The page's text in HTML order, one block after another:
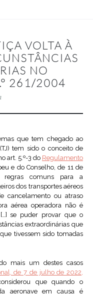
VOLTA À
NO
261/2004
que tem chegado ao
tem sido o conceito de
art. 5.º-3 do Regulamento
e do Conselho, de 11 de
regras comuns para a
dos transportes aéreos
cancelamento ou atraso
aérea operadora não é
se puder provar que o
extraordinárias que
tivessem sido tomadas
mais um destes casos
de 7 de julho de 2022,
que quando o
aeronave em causa é